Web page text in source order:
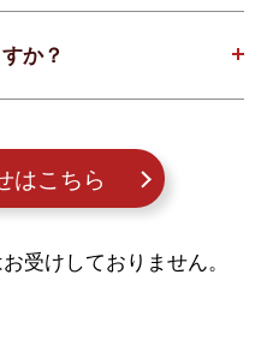
か？
はこちら
受けしておりません。